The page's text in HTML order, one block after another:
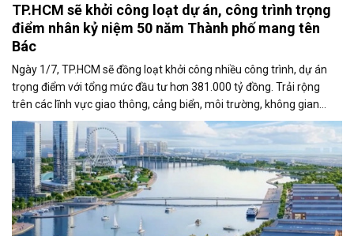
TP.HCM sẽ khởi công loạt dự án, công trình trọng
điểm nhân kỷ niệm 50 năm Thành phố mang tên
Bác
Ngày 1/7, TP.HCM sẽ đồng loạt khởi công nhiều công trình, dự án
trọng điểm với tổng mức đầu tư hơn 381.000 tỷ đồng. Trải rộng
trên các lĩnh vực giao thông, cảng biển, môi trường, không gian
công cộng và nhà ở xã hội, các dự án được kỳ vọng tạo động lực
tăng trưởng mới, mở rộng không gian phát triển và nâng cao năng
lực cạnh tranh của đô thị lớn nhất cả nước.